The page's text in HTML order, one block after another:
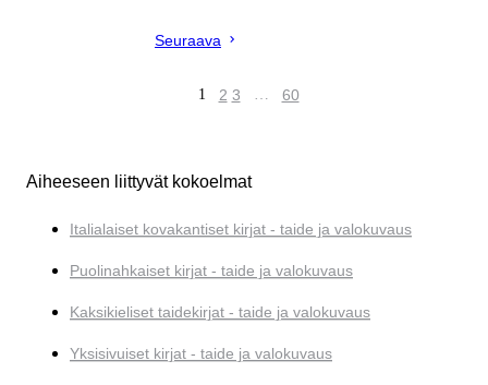
Seuraava
1 2 3 … 60
Aiheeseen liittyvät kokoelmat
Italialaiset kovakantiset kirjat - taide ja valokuvaus
Puolinahkaiset kirjat - taide ja valokuvaus
Kaksikieliset taidekirjat - taide ja valokuvaus
Yksisivuiset kirjat - taide ja valokuvaus